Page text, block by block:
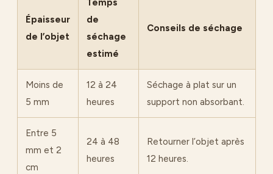
Épaisseur
de l’objet
Temps
de
séchage
estimé
Conseils de séchage
Moins de
5 mm
12 à 24
heures
Séchage à plat sur un
support non absorbant.
Entre 5
mm et 2
cm
24 à 48
heures
Retourner l’objet après
12 heures.